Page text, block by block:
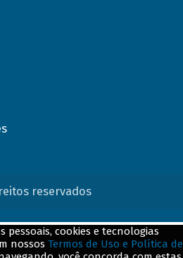
reservados
pessoais, cookies e tecnologias
nossos Termos de Uso e Política de